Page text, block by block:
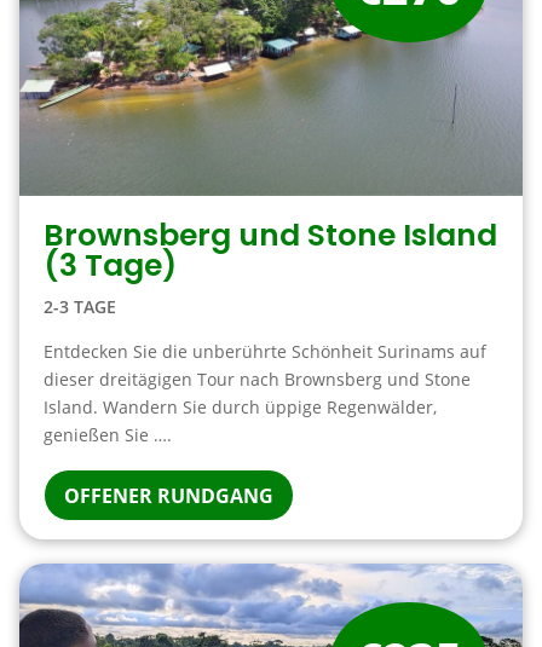
Brownsberg und Stone Island
(3 Tage)
2-3 TAGE
Entdecken Sie die unberührte Schönheit Surinams auf
dieser dreitägigen Tour nach Brownsberg und Stone
Island. Wandern Sie durch üppige Regenwälder,
genießen Sie ….
OFFENER RUNDGANG